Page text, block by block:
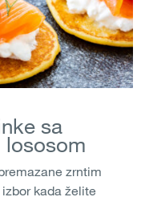
sa
lososom
zrntim
kada želite